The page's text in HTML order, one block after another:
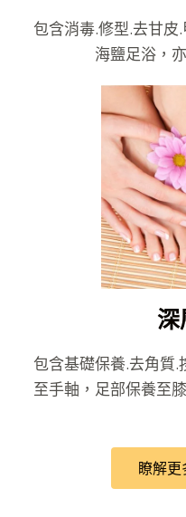
包含消毒.修型.去甘
海鹽足浴，
深
包含基礎保養.去角質
至手軸，足部保養至
瞭解